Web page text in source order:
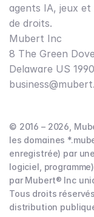
agents IA, jeux
de droits.
Mubert Inc
8 The Green
Delaware US
© 2016 – 2026,
les domaines
enregistrée) par
logiciel,
par Mubert® Inc
Tous droits
distribution